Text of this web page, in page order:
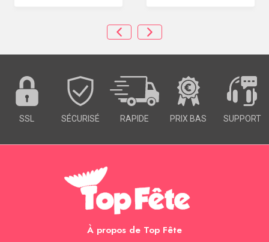
SSL SÉCURISÉ RAPIDE PRIX BAS SUPPORT
À propos de Top Fête